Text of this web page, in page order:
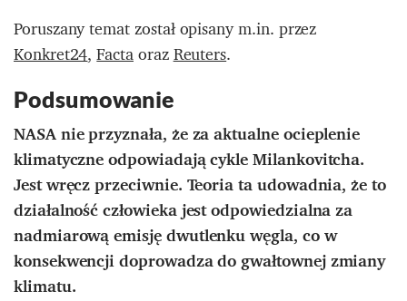
Poruszany temat został opisany m.in. przez
Konkret24,FactaorazReuters.
Podsumowanie
NASA nie przyznała, że za aktualne ocieplenie
klimatyczne odpowiadają cykle Milankovitcha.
Jest wręcz przeciwnie. Teoria ta udowadnia, że to
działalność człowieka jest odpowiedzialna za
nadmiarową emisję dwutlenku węgla, co w
konsekwencji doprowadza do gwałtownej zmiany
klimatu.